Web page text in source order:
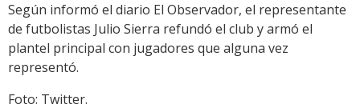
Según informó el diario El Observador, el representante
de futbolistas Julio Sierra refundó el club y armó el
plantel principal con jugadores que alguna vez
representó.
Foto: Twitter.